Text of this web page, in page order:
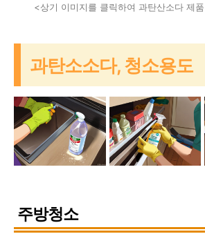
<상기 이미지를 클릭하여 과탄산소다 제
과탄소소다, 청소용도
주방청소